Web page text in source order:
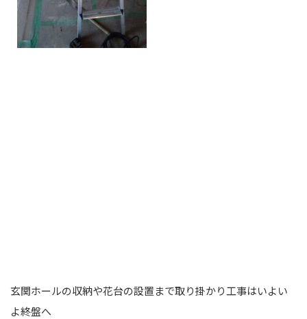
玄関ホールの収納や花台の設置まで取り掛かり工事はいよい
よ終盤へ